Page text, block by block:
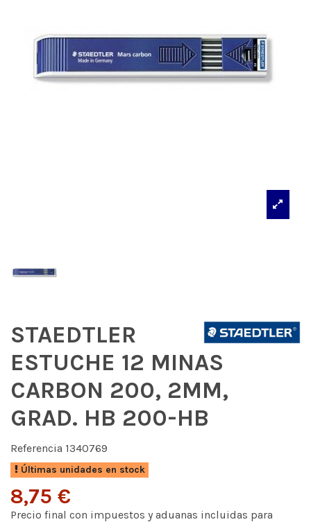
STAEDTLER
ESTUCHE 12 MINAS
CARBON 200, 2MM,
GRAD. HB 200-HB
Referencia 1340769
Últimas unidades en stock
8,75 €
Precio final con impuestos y aduanas incluidas para